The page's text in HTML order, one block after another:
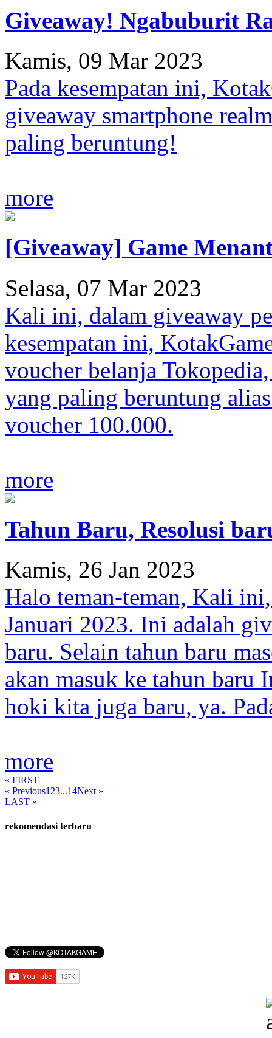
Giveaway! Ngabuburit
Kamis, 09 Mar 2023
Pada kesempatan ini,
giveaway smartphone
paling beruntung!
more
[Giveaway] Game
Selasa, 07 Mar 2023
Kali ini, dalam giveaway
kesempatan ini,
voucher belanja
yang paling beruntung
voucher 100.000.
more
Tahun Baru, Resolusi
Kamis, 26 Jan 2023
Halo teman-teman, Kali
Januari 2023. Ini adalah
baru. Selain tahun baru
akan masuk ke tahun baru
hoki kita juga baru, ya.
more
« FIRST
« Previous1 23...14Next »
LAST »
rekomendasi terbaru